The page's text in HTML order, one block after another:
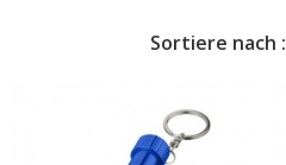
Sortiere nach :